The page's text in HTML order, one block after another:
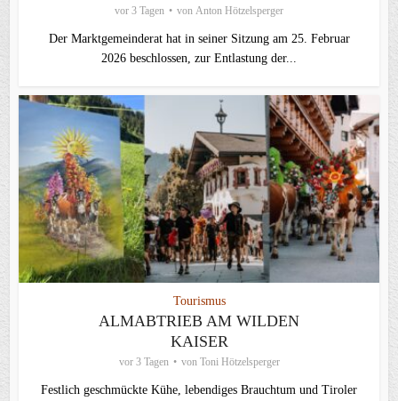
vor 3 Tagen von Anton Hötzelsperger
Der Marktgemeinderat hat in seiner Sitzung am 25. Februar
2026 beschlossen, zur Entlastung der...
Tourismus
ALMABTRIEB AM WILDEN
KAISER
vor 3 Tagen von Toni Hötzelsperger
Festlich geschmückte Kühe, lebendiges Brauchtum und Tiroler